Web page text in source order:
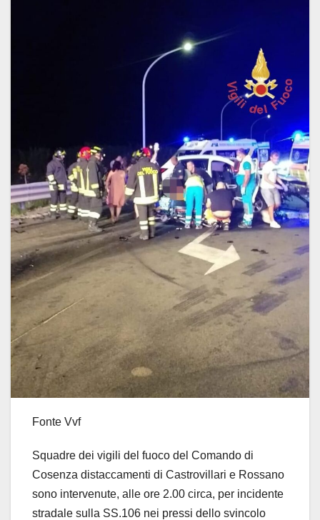
Fonte Vvf
Squadre dei vigili del fuoco del Comando di
Cosenza distaccamenti di Castrovillari e Rossano
sono intervenute, alle ore 2.00 circa, per incidente
stradale sulla SS.106 nei pressi dello svincolo